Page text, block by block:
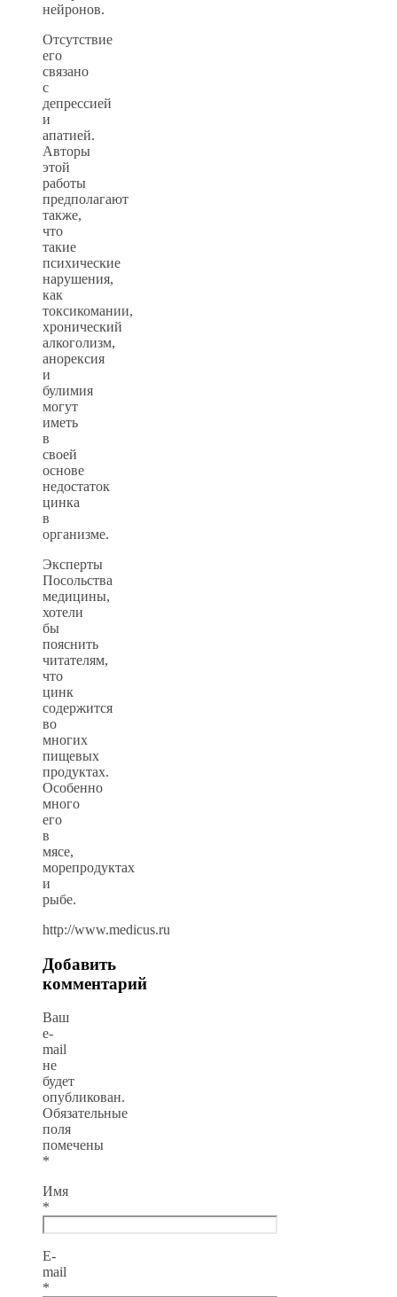
нейронов.
Отсутствие
его
связано
с
депрессией
и
апатией.
Авторы
этой
работы
предполагают
также,
что
такие
психические
нарушения,
как
токсикомании,
хронический
алкоголизм,
анорексия
и
булимия
могут
иметь
в
своей
основе
недостаток
цинка
в
организме.
Эксперты
Посольства
медицины,
хотели
бы
пояснить
читателям,
что
цинк
содержится
во
многих
пищевых
продуктах.
Особенно
много
его
в
мясе,
морепродуктах
и
рыбе.
http://www.medicus.ru
Добавить
комментарий
Ваш
e-
mail
не
будет
опубликован.
Обязательные
поля
помечены
*
Имя
*
E-
mail
*